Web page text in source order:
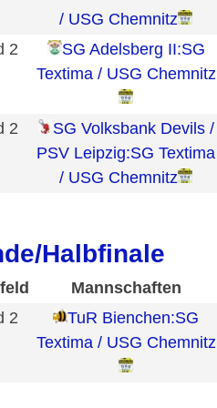
/ USG Chemnitz
2
SG Adelsberg II:SG
Textima / USG Chemnitz
2
SG Volksbank Devils /
PSV Leipzig:SG Textima
/ USG Chemnitz
Halbfinale
Mannschaften
2
TuR Bienchen:SG
Textima / USG Chemnitz